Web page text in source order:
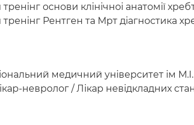
основи клінічноі анатомії
Рентген та Мрт діагностика
медичний університет ім
невролог / Лікар невідкладних